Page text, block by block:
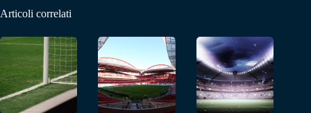
Articoli correlati